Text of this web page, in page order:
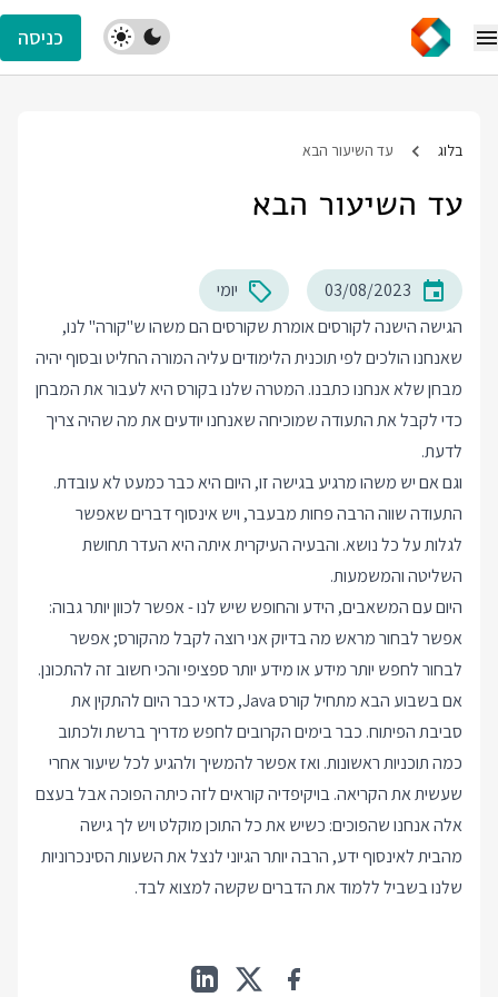
כניסה
בלוג עד השיעור הבא
עד השיעור הבא
03/08/2023
יומי
הגישה הישנה לקורסים אומרת שקורסים הם משהו ש"קורה" לנו,
שאנחנו הולכים לפי תוכנית הלימודים עליה המורה החליט ובסוף יהיה
מבחן שלא אנחנו כתבנו. המטרה שלנו בקורס היא לעבור את המבחן
כדי לקבל את התעודה שמוכיחה שאנחנו יודעים את מה שהיה צריך
לדעת.
וגם אם יש משהו מרגיע בגישה זו, היום היא כבר כמעט לא עובדת.
התעודה שווה הרבה פחות מבעבר, ויש אינסוף דברים שאפשר
לגלות על כל נושא. והבעיה העיקרית איתה היא העדר תחושת
השליטה והמשמעות.
היום עם המשאבים, הידע והחופש שיש לנו - אפשר לכוון יותר גבוה:
אפשר לבחור מראש מה בדיוק אני רוצה לקבל מהקורס; אפשר
לבחור לחפש יותר מידע או מידע יותר ספציפי והכי חשוב זה להתכונן.
אם בשבוע הבא מתחיל קורס Java, כדאי כבר היום להתקין את
סביבת הפיתוח. כבר בימים הקרובים לחפש מדריך ברשת ולכתוב
כמה תוכניות ראשונות. ואז אפשר להמשיך ולהגיע לכל שיעור אחרי
שעשית את הקריאה. בויקיפדיה קוראים לזהכיתה הפוכהאבל בעצם
אלה אנחנו שהפוכים: כשיש את כל התוכן מוקלט ויש לך גישה
מהבית לאינסוף ידע, הרבה יותר הגיוני לנצל את השעות הסינכרוניות
שלנו בשביל ללמוד את הדברים שקשה למצוא לבד.